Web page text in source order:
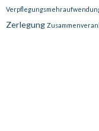
Zerlegung